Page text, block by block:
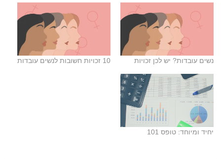
נשים עובדות? יש לכן זכויות 10 זכויות חשובות לנשים עובדות
יחיד ומיוחד: טופס 101